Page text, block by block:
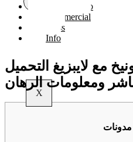
Music Video
Commercial
Press
Info
X
مع لايبزيغ التحميل
مدونات